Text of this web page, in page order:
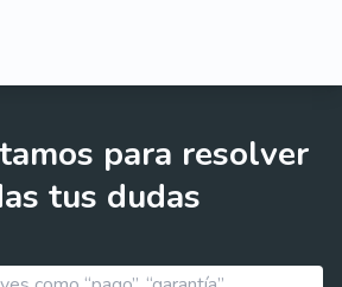
para resolver
tus dudas